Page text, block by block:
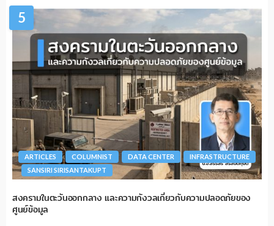
5
ARTICLES COLUMNIST DATA CENTER
INFRASTRUCTURE
SANSIRI SIRISANTAKUPT
สงครามในตะวันออกกลาง และความกังวลเกี่ยวกับความปลอดภัยของ
ศูนย์ข้อมูล